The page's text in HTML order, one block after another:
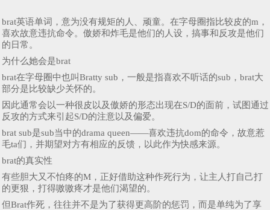
brat英语‌‌‌‌‌‌‌‌‌‌‌单词，意为没有规矩的人、顽童。在字母圈指比较皮的m，
喜欢故意违抗命令。傲娇和炸毛是他们的人设，搞事和反攻是他们
的日常。
为什么她会是brat
brat在字母圈中也叫Bratty sub，一般是指喜欢不听话的sub，brat大
部分是比较缺少关怀的。
因此通常会以一种很皮以及傲娇的形态出现在S/D的面前，试图通过
反攻的方式来引起S/D的注意以及偏爱。
brat sub是sub当中的drama queen——喜欢违抗dom的命令，故意惹
毛ta们，并期望对方有相应的反馈，以此作为快感来源。
brat的真实性
有些胆大又不怕疼的M，正好借助这种作死行为，让主人打自己打
的更狠，打得嗷嗷疼才是他们渴望的。
但Brat作死，往往并不是为了获得更高阶的惩罚，而是单纯为了享